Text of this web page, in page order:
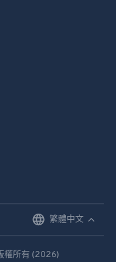
繁體中文
權所有 (2026)